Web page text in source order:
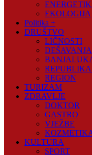
EKOLOGIJA
Politika +
DRUŠTVO
LIČNOSTI
DEŠAVANJA
REPUBLIKA
REGION
TURIZAM
ZDRAVLJE
DOKTOR
GASTRO
VJEŽBE
KULTURA
SPORT